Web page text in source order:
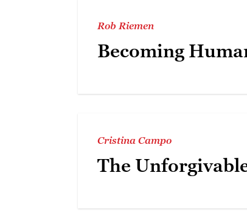
Rob Riemen
Becoming
Cristina Campo
The